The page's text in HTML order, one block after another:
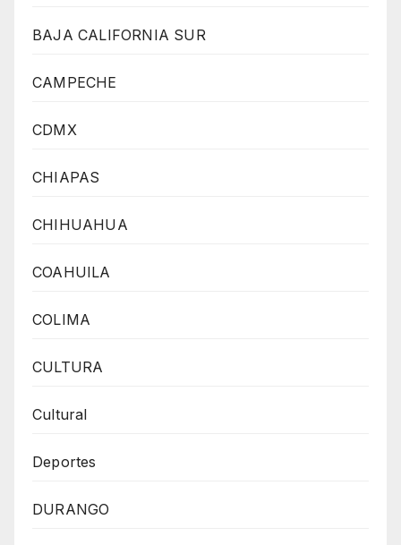
BAJA CALIFORNIA SUR
CAMPECHE
CDMX
CHIAPAS
CHIHUAHUA
COAHUILA
COLIMA
CULTURA
Cultural
Deportes
DURANGO